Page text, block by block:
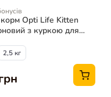
Opti Life Kitten
з куркою для
2,5 кг